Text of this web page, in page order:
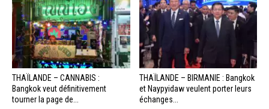
THAÏLANDE – CANNABIS :
Bangkok veut définitivement
tourner la page de...
THAÏLANDE – BIRMANIE : Bangkok
et Naypyidaw veulent porter leurs
échanges...